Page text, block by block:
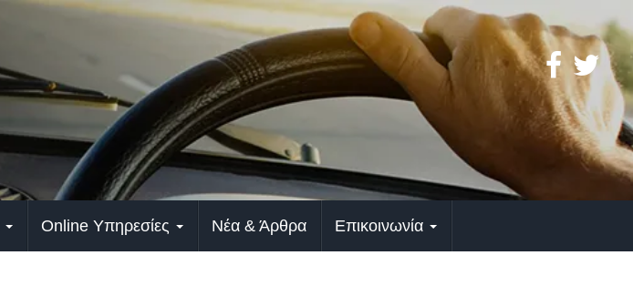
Online Υπηρεσίες Νέα & Άρθρα Επικοινωνία